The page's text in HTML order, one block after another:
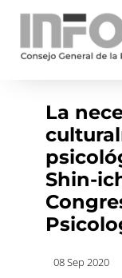
La
Shin-
08 Sep 2020